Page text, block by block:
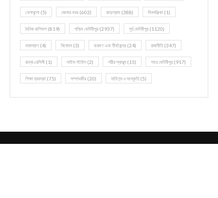
খেলাধূলো (5) জেলার খবর (602) ঝাড়গ্রাম (388) দিনপঞ্জিকা (1)
দৈনিক রাশিফল (819) পশ্চিম মেদিনীপুর (2937) পূর্ব মেদিনীপুর (1120)
বন্যপ্রাণ (4) বিনোদন(3) ভ্রমণ এবং তীর্থকেন্দ্র (24) রাজনীতি(347)
রান্না-রেসিপী (1) লাইফ স্টাইল (2) শরীর স্বাস্থ্য (15) শহর মেদিনীপুর (917)
শিক্ষা ব্যবস্থা (75) সম্পাদকীয় (20) সাহিত্য ও সংস্কৃতি(5)